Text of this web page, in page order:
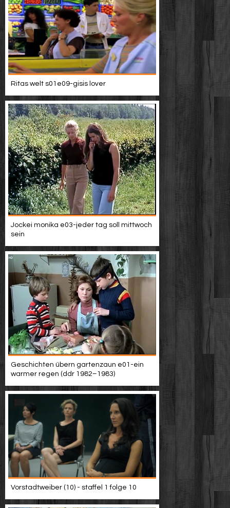
Ritas welt s01e09-gisis lover
Jockei monika e03-jeder tag soll mittwoch
sein
Geschichten übern gartenzaun e01-ein
warmer regen (ddr 1982–1983)
Vorstadtweiber (10) - staffel 1 folge 10